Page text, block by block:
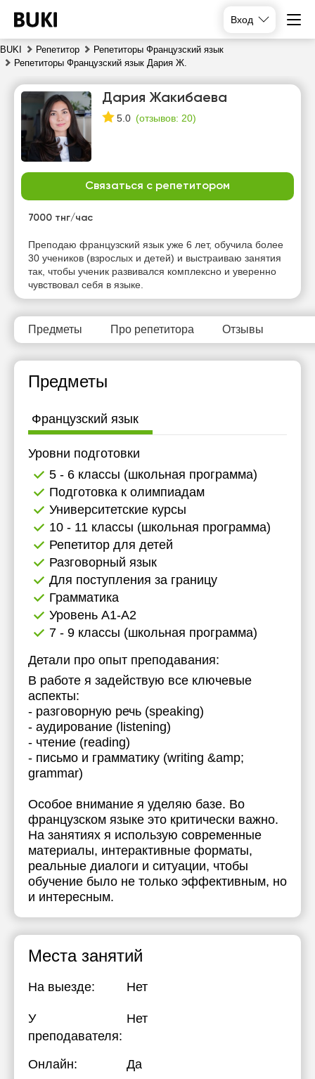
Вход
BUKI Репетитор
Репетиторы Французский язык
Репетиторы Французский язык Дария Ж.
Дария Жакибаева
5.0 (отзывов: 20)
Связаться с репетитором
7000 тнг/час
Преподаю французский язык уже 6 лет, обучила более
30 учеников (взрослых и детей) и выстраиваю занятия
так, чтобы ученик развивался комплексно и уверенно
чувствовал себя в языке.
Предметы Про репетитора Отзывы
Предметы
Французский язык
Уровни подготовки
5 - 6 классы (школьная программа)
Подготовка к олимпиадам
Университетские курсы
10 - 11 классы (школьная программа)
Репетитор для детей
Разговорный язык
Для поступления за границу
Грамматика
Уровень А1-А2
7 - 9 классы (школьная программа)
Детали про опыт преподавания:
В работе я задействую все ключевые
аспекты:
- разговорную речь (speaking)
- аудирование (listening)
- чтение (reading)
- письмо и грамматику (writing &amp;
grammar)
Особое внимание я уделяю базе. Во
французском языке это критически важно.
На занятиях я использую современные
материалы, интерактивные форматы,
реальные диалоги и ситуации, чтобы
обучение было не только эффективным, но
и интересным.
Места занятий
На выезде: Нет
У
преподавателя:
Нет
Онлайн: Да
пн
вт
Нет
свободных
часов
Нет
свободных
часов
Нет
свободных
часов
Нет
свободных
часов